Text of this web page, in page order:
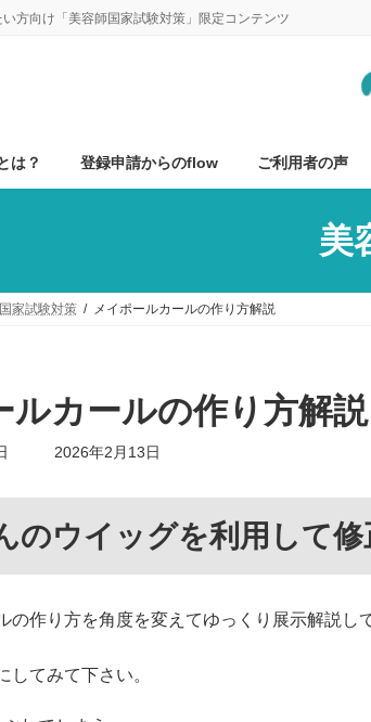
方向け「美容師国家試験対策」限定コンテンツ
は？ 登録申請からのflow ご利用者の声
美
家試験対策 メイポールカールの作り方解説
ルカールの作り方解説
最
日
時
2026年2月13日
のウイッグを利用して修
の作り方を角度を変えてゆっくり展示解説し
してみて下さい。